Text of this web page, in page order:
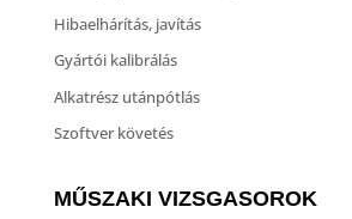
Hibaelhárítás, javítás
Gyártói kalibrálás
Alkatrész utánpótlás
Szoftver követés
MŰSZAKI VIZSGASOROK